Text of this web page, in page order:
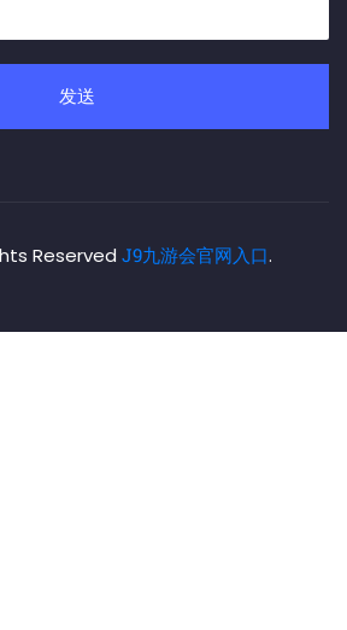
发送
Reserved J9九游会官网入口.